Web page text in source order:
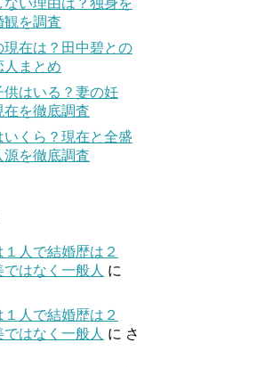
い理由は？独身を
観を調査
在は？田中碧との
人まとめ
はいる？妻の妊
を徹底調査
くら？現在と全盛
を徹底調査
人で結婚歴は２
はなく一般人 に
人で結婚歴は２
はなく一般人 に さ